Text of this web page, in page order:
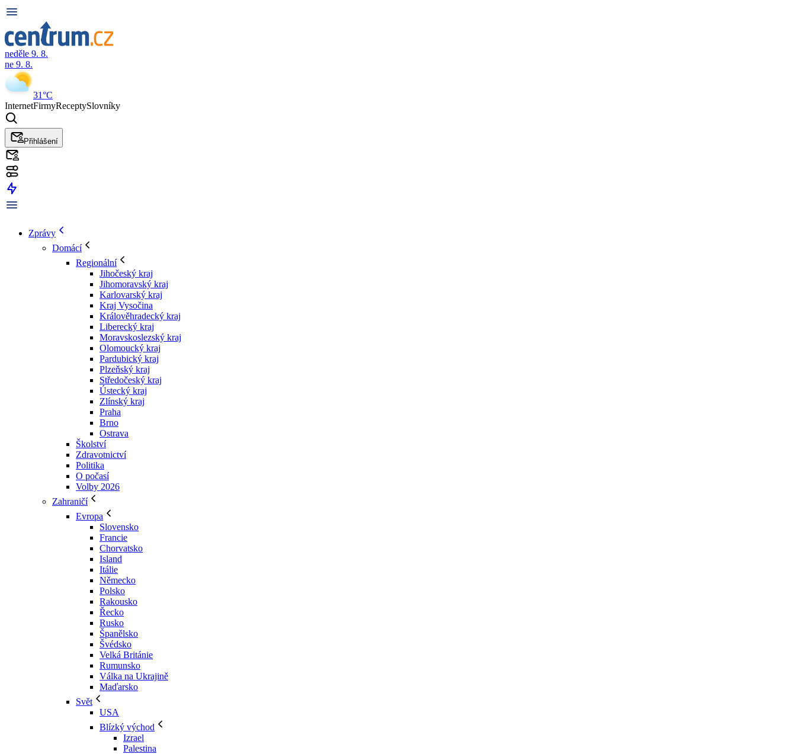
neděle 9. 8.
ne 9. 8.
31°C
InternetFirmyReceptySlovníky
Přihlášení
Zprávy
Domácí
Regionální
Jihočeský kraj
Jihomoravský kraj
Karlovarský kraj
Kraj Vysočina
Králověhradecký kraj
Liberecký kraj
Moravskoslezský kraj
Olomoucký kraj
Pardubický kraj
Plzeňský kraj
Středočeský kraj
Ústecký kraj
Zlínský kraj
Praha
Brno
Ostrava
Školství
Zdravotnictví
Politika
O počasí
Volby 2026
Zahraničí
Evropa
Slovensko
Francie
Chorvatsko
Island
Itálie
Německo
Polsko
Rakousko
Řecko
Rusko
Španělsko
Švédsko
Velká Británie
Rumunsko
Válka na Ukrajině
Maďarsko
Svět
USA
Blízký východ
Izrael
Palestina